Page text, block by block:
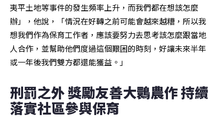
夷平土地等事件的發生頻率上升，而我們都在想該怎麼
辦」，他說，「情況在好轉之前可能會越來越糟，所以我
想我們作為保育工作者，應該要努力去思考該怎麼跟當地
人合作，並幫助他們度過這個艱困的時刻，好讓未來半年
或一年後我們雙方都還能獲益。」
刑罰之外 獎勵友善大䴉農作 持續
落實社區參與保育